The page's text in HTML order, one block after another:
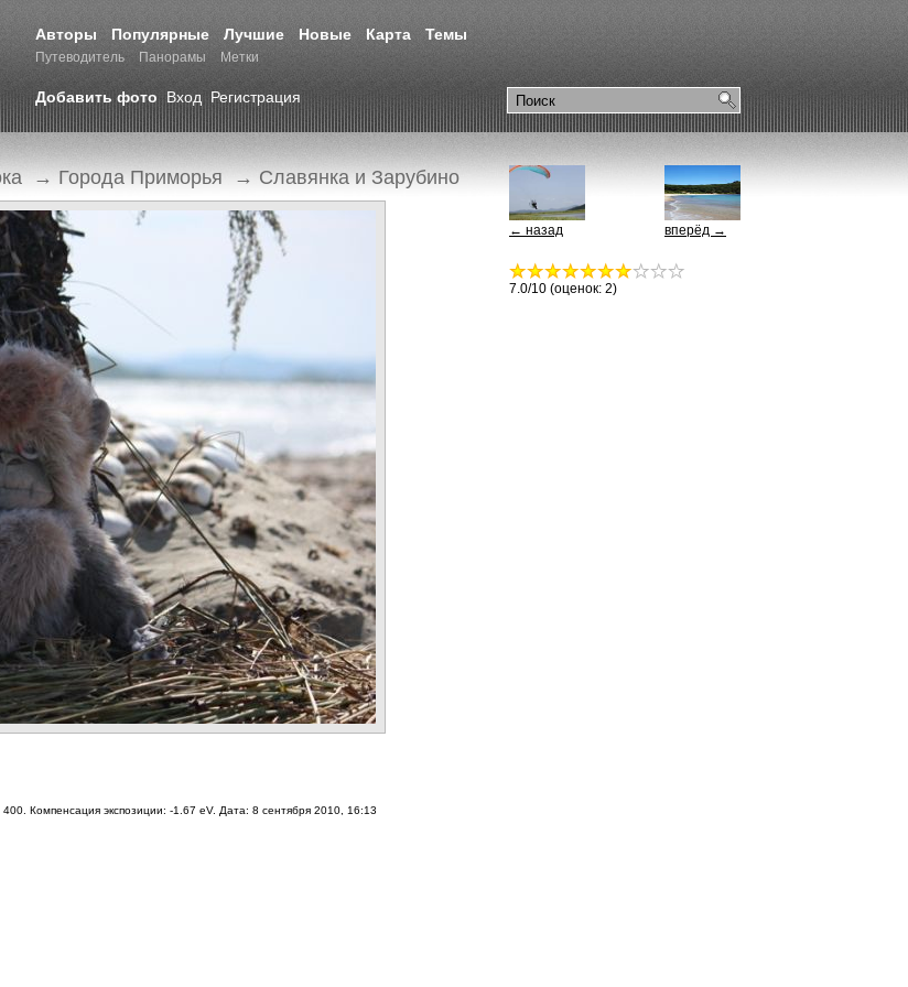
Авторы Популярные Лучшие Новые Карта Темы
Путеводитель Панорамы Метки
Добавить фото Вход Регистрация
→ Города Приморья → Славянка и Зарубино
Компенсация экспозиции: -1.67 eV. Дата: 8 сентября 2010, 16:13
вперёд →
← назад
7.0/10 (оценок: 2)